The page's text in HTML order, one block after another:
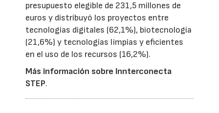
presupuesto elegible de 231,5 millones de
euros y distribuyó los proyectos entre
tecnologías digitales (62,1%), biotecnología
(21,6%) y tecnologías limpias y eficientes
en el uso de los recursos (16,2%).
Más información sobre Innterconecta
STEP.